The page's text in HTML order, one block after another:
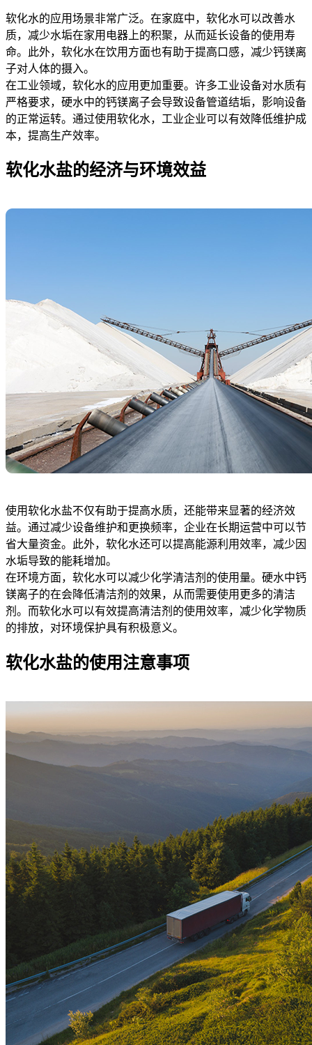
软化水的应用场景非常广泛。在家庭中，软化水可以改善水
质，减少水垢在家用电器上的积聚，从而延长设备的使用寿
命。此外，软化水在饮用方面也有助于提高口感，减少钙镁离
子对人体的摄入。
在工业领域，软化水的应用更加重要。许多工业设备对水质有
严格要求，硬水中的钙镁离子会导致设备管道结垢，影响设备
的正常运转。通过使用软化水，工业企业可以有效降低维护成
本，提高生产效率。
软化水盐的经济与环境效益
使用软化水盐不仅有助于提高水质，还能带来显著的经济效
益。通过减少设备维护和更换频率，企业在长期运营中可以节
省大量资金。此外，软化水还可以提高能源利用效率，减少因
水垢导致的能耗增加。
在环境方面，软化水可以减少化学清洁剂的使用量。硬水中钙
镁离子的在会降低清洁剂的效果，从而需要使用更多的清洁
剂。而软化水可以有效提高清洁剂的使用效率，减少化学物质
的排放，对环境保护具有积极意义。
软化水盐的使用注意事项